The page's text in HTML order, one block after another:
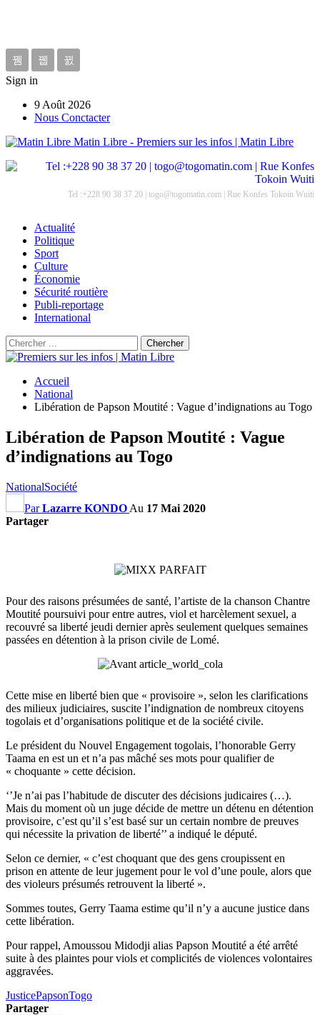
Sign in
9 Août 2026
Nous Conctacter
Matin Libre - Premiers sur les infos | Matin Libre
Tel :+228 90 38 37 20 | togo@togomatin.com | Rue Konfes Tokoin Wuiti
Actualité
Politique
Sport
Culture
Économie
Sécurité routière
Publi-reportage
International
Accueil
National
Libération de Papson Moutité : Vague d’indignations au Togo
Libération de Papson Moutité : Vague
d’indignations au Togo
NationalSociété
ParLazarre KONDO Au 17 Mai 2020
Partager
Pour des raisons présumées de santé, l’artiste de la chanson Chantre
Moutité poursuivi pour entre autres, viol et harcèlement sexuel, a
recouvré sa liberté jeudi dernier après seulement quelques semaines
passées en détention à la prison civile de Lomé.
Cette mise en liberté bien que « provisoire », selon les clarifications
des milieux judiciaires, suscite l’indignation de nombreux citoyens
togolais et d’organisations politique et de la société civile.
Le président du Nouvel Engagement togolais, l’honorable Gerry
Taama en est un et n’a pas mâché ses mots pour qualifier de
« choquante » cette décision.
‘’Je n’ai pas l’habitude de discuter des décisions judicaires (…).
Mais du moment où un juge décide de mettre un détenu en détention
provisoire, c’est qu’il s’est basé sur un certain nombre de preuves
qui nécessite la privation de liberté’’ a indiqué le député.
Selon ce dernier, « c’est choquant que des gens croupissent en
prison en attente de leur jugement pour le vol d’une poule, alors que
des violeurs présumés retrouvent la liberté ».
Sommes toutes, Gerry Taama estime qu’il n’y a aucune justice dans
cette libération.
Pour rappel, Amoussou Midodji alias Papson Moutité a été arrêté
suite à des plaintes pour viols et complicités de violences volontaires
aggravées.
JusticePapsonTogo
Partager